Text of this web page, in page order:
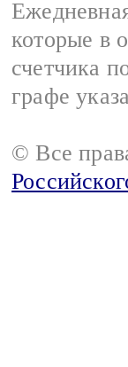
которые в
счетчика
графе
© Все